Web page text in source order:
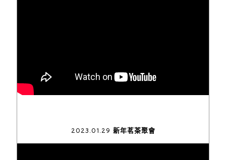
2023.01.29 新年茗茶聚會